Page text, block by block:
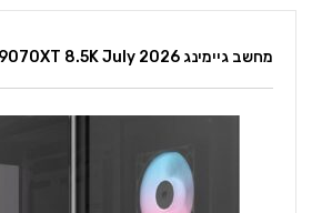
מחשב גיימינג 7800X3D + 9070XT 8.5K July 2026